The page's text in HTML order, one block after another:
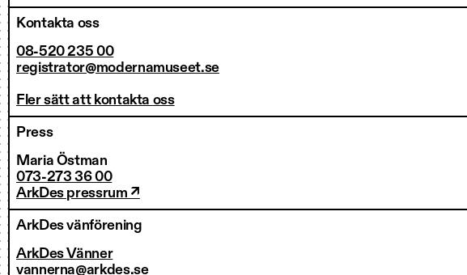
Kontakta oss
08-520 235 00
registrator@modernamuseet.se
Fler sätt att kontakta oss
Press
Maria Östman
073-273 36 00
ArkDes pressrum ↗
ArkDes vänförening
ArkDes Vänner
vannerna@arkdes.se